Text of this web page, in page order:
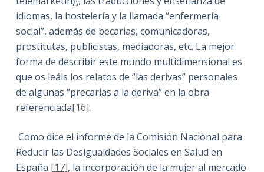
idiomas, la hostelería y la llamada “enfermería
social”, además de becarias, comunicadoras,
prostitutas, publicistas, mediadoras, etc. La mejor
forma de describir este mundo multidimensional es
que os leáis los relatos de “las derivas” personales
de algunas “precarias a la deriva” en la obra
referenciada[16].
Como dice el informe de la Comisión Nacional para
Reducir las Desigualdades Sociales en Salud en
España [17], la incorporación de la mujer al mercado